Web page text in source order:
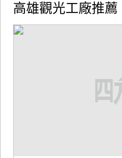
高雄觀光工廠推薦